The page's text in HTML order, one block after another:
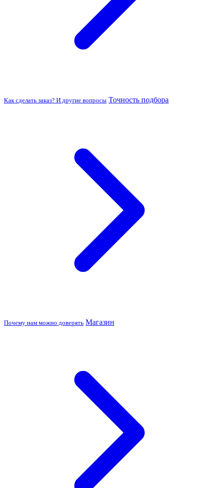
Как сделать заказ? И другие вопросы Точность подбора
Почему нам можно доверять Магазин